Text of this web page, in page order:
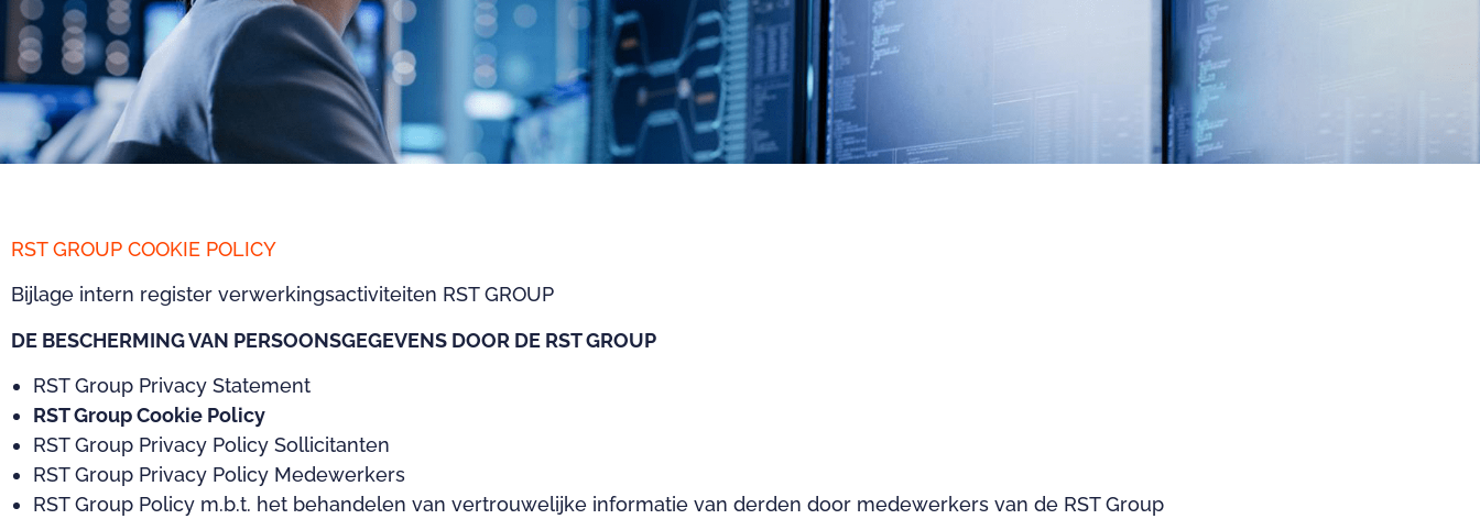
RST GROUP COOKIE POLICY
Bijlage intern register verwerkingsactiviteiten RST GROUP
DE BESCHERMING VAN PERSOONSGEGEVENS DOOR DE RST GROUP
RST Group Privacy Statement
RST Group Cookie Policy
RST Group Privacy Policy Sollicitanten
RST Group Privacy Policy Medewerkers
RST Group Policy m.b.t. het behandelen van vertrouwelijke informatie van derden door medewerkers van de RST Group